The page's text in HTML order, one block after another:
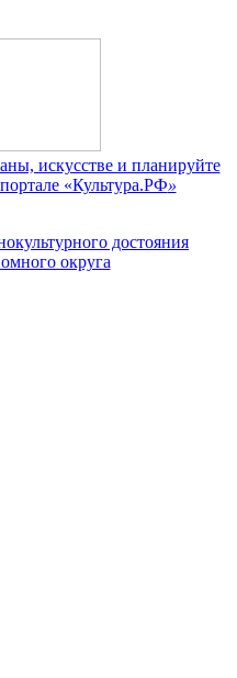
искусстве и планируйте
«Культура.РФ»
достояния
округа